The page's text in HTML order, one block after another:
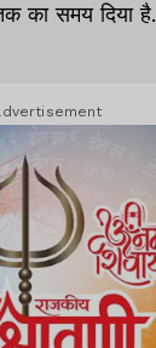
का समय दिया है.